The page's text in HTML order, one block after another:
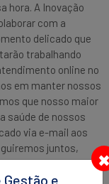
hora. A Inovação
com a
delicado que
trabalhando
online no
em manter nossos
que nosso maior
saúde de nossos
via e-mail aos
juntos,
×
e